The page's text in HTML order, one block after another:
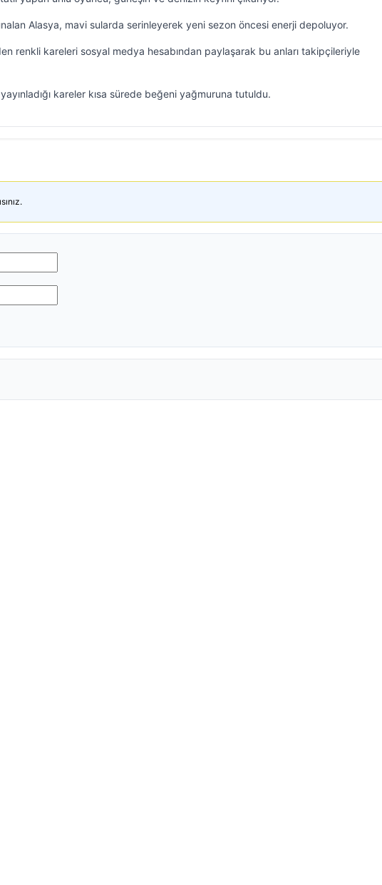
Alasya, mavi sularda serinleyerek yeni sezon öncesi enerji depoluyor.
renkli kareleri sosyal medya hesabından paylaşarak bu anları takipçileriyle
kareler kısa sürede beğeni yağmuruna tutuldu.